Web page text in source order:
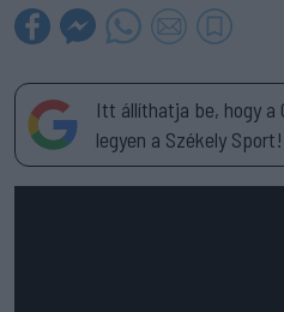
Itt állíthatja be, hogy a
legyen a Székely Sport!